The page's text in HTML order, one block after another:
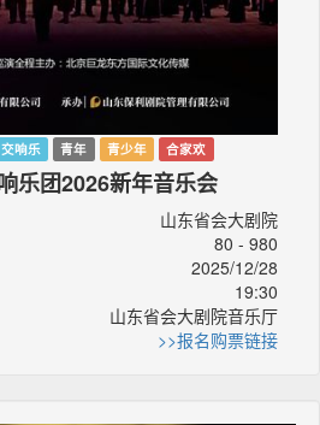
交响乐 青年 青少年 合家欢
乐团2026新年音乐会
山东省会大剧院
80 - 980
2025/12/28
19:30
山东省会大剧院音乐厅
>>报名购票链接